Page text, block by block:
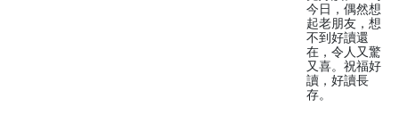
今日，偶然想
起老朋友，想
不到好讀還
在，令人又驚
又喜。祝福好
讀，好讀長
存。